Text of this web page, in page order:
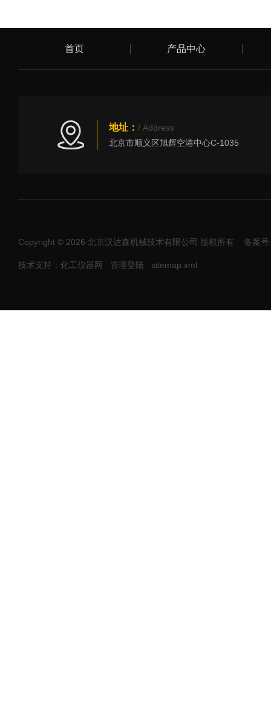
首页 产品中心
地址： / Address
北京市顺义区旭辉空港中心C-1035
Copyright © 2026 北京汉达森机械技术有限公司 版权所有 备案
技术支持：化工仪器网 管理登陆 sitemap.xml